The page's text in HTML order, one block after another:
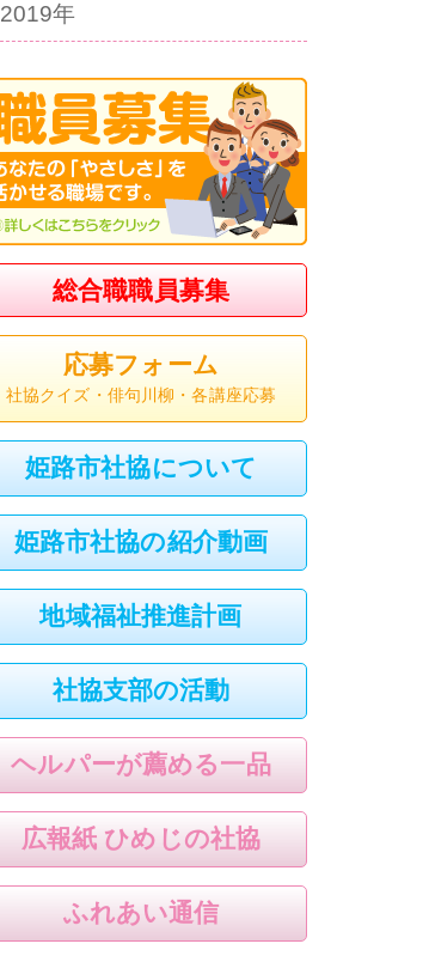
2019年
総合職職員募集
応募フォーム
社協クイズ・俳句川柳・各講座応募
姫路市社協について
姫路市社協の紹介動画
地域福祉推進計画
社協支部の活動
ヘルパーが薦める一品
広報紙 ひめじの社協
ふれあい通信